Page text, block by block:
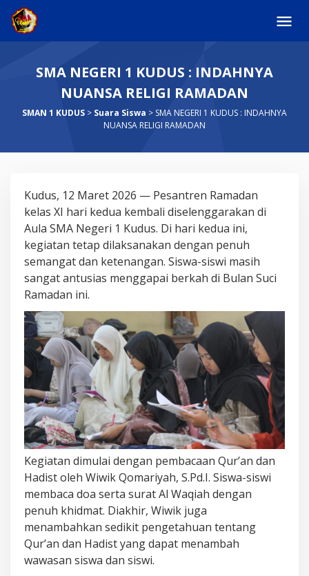
Skip
content
SMA NEGERI 1 KUDUS : INDAHNYA
NUANSA RELIGI RAMADAN
SMAN 1 KUDUS > Suara Siswa > SMA NEGERI 1 KUDUS : INDAHNYA
NUANSA RELIGI RAMADAN
SMA
NEGERI
1
KUDUS
:
INDAHNYA
NUANSA
RELIGI
RAMADAN
Kudus, 12 Maret 2026 — Pesantren Ramadan
kelas XI hari kedua kembali diselenggarakan di
Aula SMA Negeri 1 Kudus. Di hari kedua ini,
kegiatan tetap dilaksanakan dengan penuh
semangat dan ketenangan. Siswa-siswi masih
sangat antusias menggapai berkah di Bulan Suci
Ramadan ini.
Kegiatan dimulai dengan pembacaan Qur’an dan
Hadist oleh Wiwik Qomariyah, S.Pd.I. Siswa-siswi
membaca doa serta surat Al Waqiah dengan
penuh khidmat. Diakhir, Wiwik juga
menambahkan sedikit pengetahuan tentang
Qur’an dan Hadist yang dapat menambah
wawasan siswa dan siswi.